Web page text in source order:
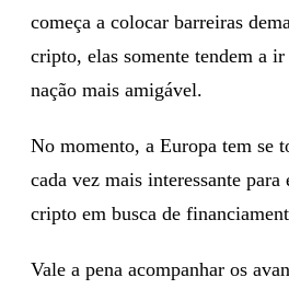
começa a colocar barreiras
cripto, elas somente tendem a
nação mais amigável.
No momento, a Europa tem se
cada vez mais interessante para
cripto em busca de
Vale a pena acompanhar os